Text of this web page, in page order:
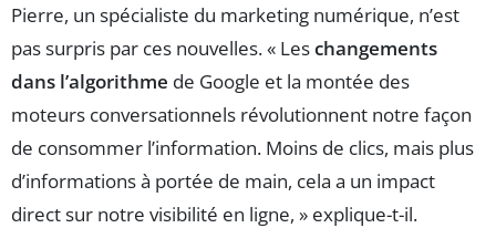
Pierre, un spécialiste du marketing numérique, n’est
pas surpris par ces nouvelles. « Leschangements
dans l’algorithme de Google et la montée des
moteurs conversationnels révolutionnent notre façon
de consommer l’information. Moins de clics, mais plus
d’informations à portée de main, cela a un impact
direct sur notre visibilité en ligne, » explique-t-il.